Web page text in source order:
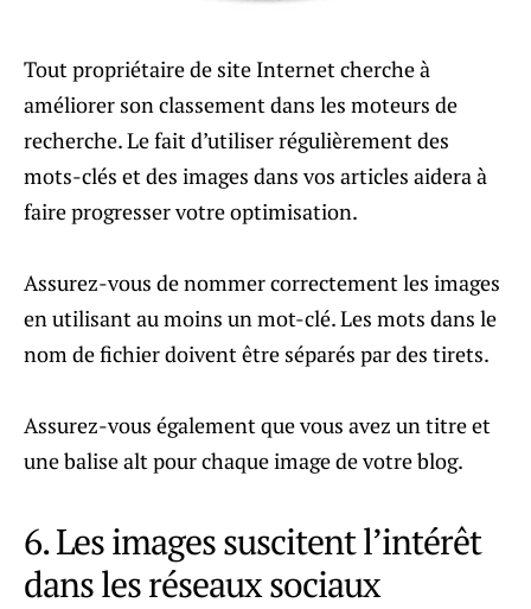
Tout propriétaire de site Internet cherche à
améliorer son classement dans les moteurs de
recherche. Le fait d’utiliser régulièrement des
mots-clés et des images dans vos articles aidera à
faire progresser votre optimisation.
Assurez-vous de nommer correctement les images
en utilisant au moins un mot-clé. Les mots dans le
nom de fichier doivent être séparés par des tirets.
Assurez-vous également que vous avez un titre et
une balise alt pour chaque image de votre blog.
6. Les images suscitent l’intérêt
dans les réseaux sociaux